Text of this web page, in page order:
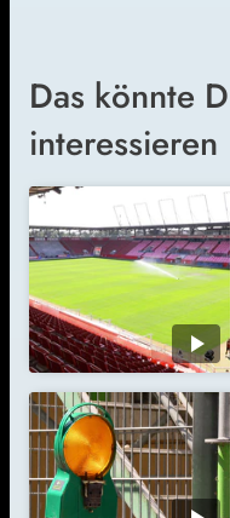
Das könnte
interessieren